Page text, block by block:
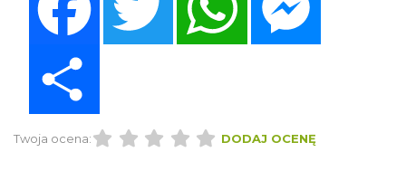
Twoja ocena: DODAJ OCENĘ